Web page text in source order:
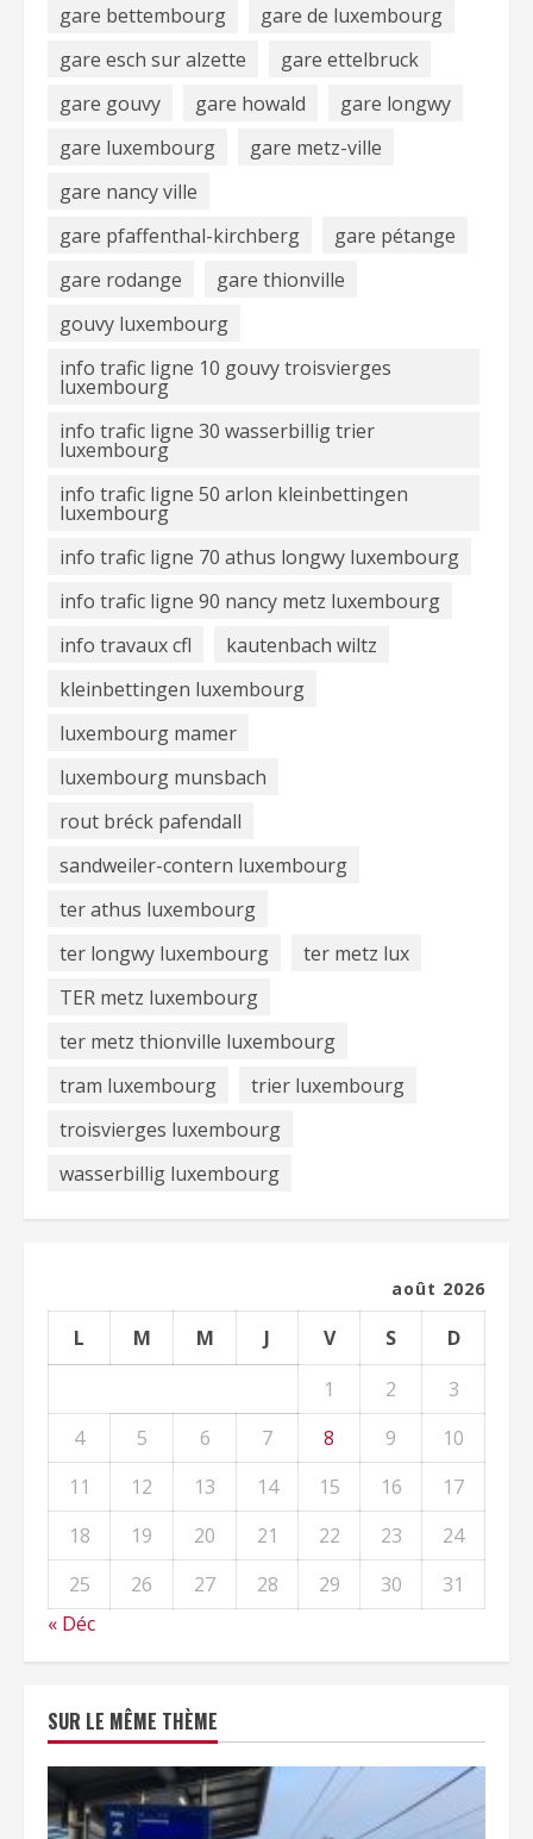
gare bettembourg
gare de luxembourg
gare esch sur alzette
gare ettelbruck
gare gouvy
gare howald
gare longwy
gare luxembourg
gare metz-ville
gare nancy ville
gare pfaffenthal-kirchberg
gare pétange
gare rodange
gare thionville
gouvy luxembourg
info trafic ligne 10 gouvy troisvierges
luxembourg
info trafic ligne 30 wasserbillig trier
luxembourg
info trafic ligne 50 arlon kleinbettingen
luxembourg
info trafic ligne 70 athus longwy luxembourg
info trafic ligne 90 nancy metz luxembourg
info travaux cfl
kautenbach wiltz
kleinbettingen luxembourg
luxembourg mamer
luxembourg munsbach
rout bréck pafendall
sandweiler-contern luxembourg
ter athus luxembourg
ter longwy luxembourg
ter metz lux
TER metz luxembourg
ter metz thionville luxembourg
tram luxembourg
trier luxembourg
troisvierges luxembourg
wasserbillig luxembourg
août 2026
L M M J V S
D
1
2
3
4
5 6 7 8 9
10
11
12 13 14 15 16
17
18
19 20 21 22 23
24
25
26 27 28 29 30
31
« Déc
SUR LE MÊME THÈME